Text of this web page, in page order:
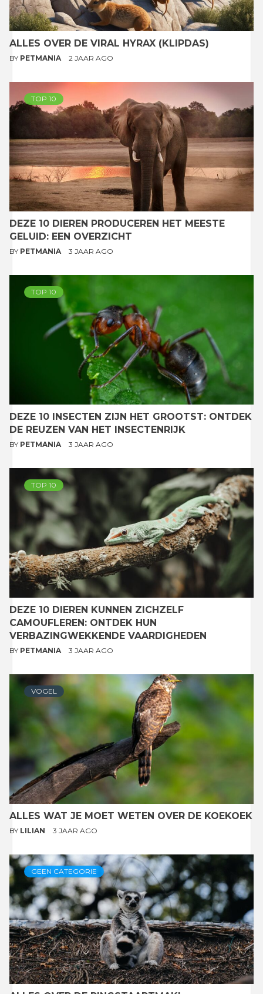
ALLES OVER DE VIRAL HYRAX (KLIPDAS)
BY PETMANIA 2 JAAR AGO
TOP 10
DEZE 10 DIEREN PRODUCEREN HET MEESTE
GELUID: EEN OVERZICHT
BY PETMANIA 3 JAAR AGO
TOP 10
DEZE 10 INSECTEN ZIJN HET GROOTST: ONTDEK
DE REUZEN VAN HET INSECTENRIJK
BY PETMANIA 3 JAAR AGO
TOP 10
DEZE 10 DIEREN KUNNEN ZICHZELF
CAMOUFLEREN: ONTDEK HUN
VERBAZINGWEKKENDE VAARDIGHEDEN
BY PETMANIA 3 JAAR AGO
VOGEL
ALLES WAT JE MOET WETEN OVER DE KOEKOEK
BY LILIAN 3 JAAR AGO
GEEN CATEGORIE